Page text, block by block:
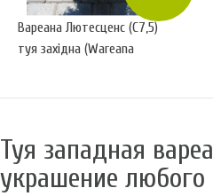
Вареана Лютесценс (С7,5)
туя західна (Wareana
Туя западная
украшение любого